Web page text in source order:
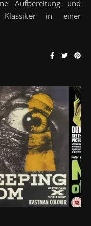
Aufbereitung und
Klassiker in einer